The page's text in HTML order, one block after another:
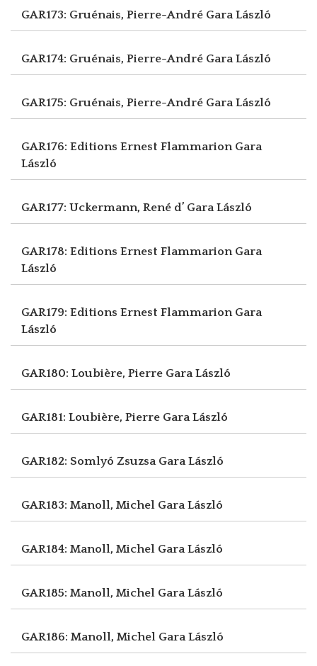
GAR173: Gruénais, Pierre-André Gara László
GAR174: Gruénais, Pierre-André Gara László
GAR175: Gruénais, Pierre-André Gara László
GAR176: Editions Ernest Flammarion Gara
László
GAR177: Uckermann, René d’ Gara László
GAR178: Editions Ernest Flammarion Gara
László
GAR179: Editions Ernest Flammarion Gara
László
GAR180: Loubière, Pierre Gara László
GAR181: Loubière, Pierre Gara László
GAR182: Somlyó Zsuzsa Gara László
GAR183: Manoll, Michel Gara László
GAR184: Manoll, Michel Gara László
GAR185: Manoll, Michel Gara László
GAR186: Manoll, Michel Gara László